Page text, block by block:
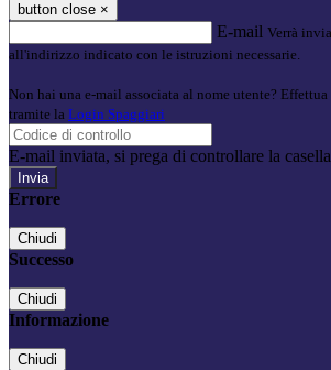
button close ×
E-mail Verrà
all'indirizzo indicato con le istruzioni necessarie.
Non hai una e-mail associata al nome utente?
tramite la Login Spaggiari
E-mail inviata, si prega di controllare la
Errore
Chiudi
Successo
Chiudi
Informazione
Chiudi